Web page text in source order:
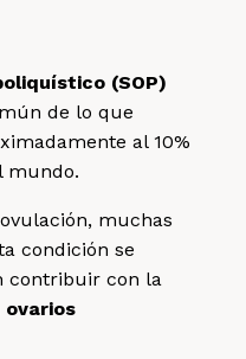
(SOP)
de lo que
al 10%
mundo.
muchas
condición se
contribuir con la
ovarios